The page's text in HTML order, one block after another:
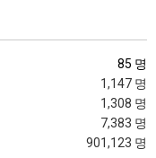
85 명
1,147 명
1,308 명
7,383 명
901,123 명